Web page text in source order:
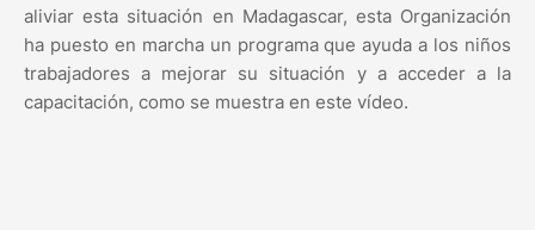
aliviar esta situación en Madagascar, esta Organización
ha puesto en marcha un programa que ayuda a los niños
trabajadores a mejorar su situación y a acceder a la
capacitación, como se muestra en este vídeo.